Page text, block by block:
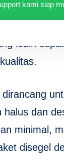
akurasi
dapat
lebih
halus dan
minimal,
disegel
kami siap